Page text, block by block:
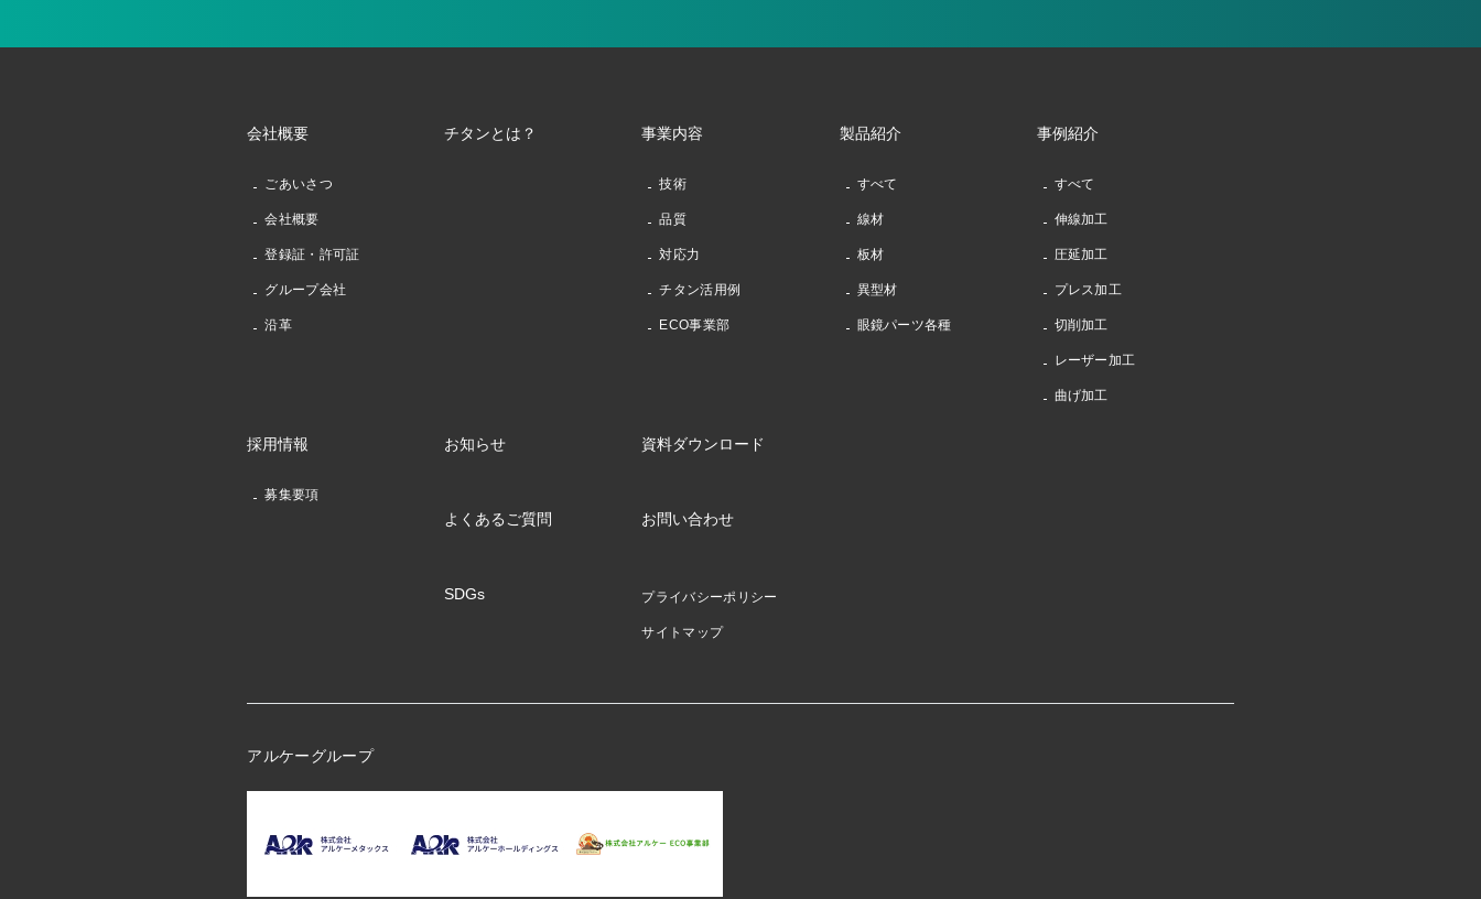
会社概要
ごあいさつ
会社概要
登録証・許可証
グループ会社
沿革
チタンとは？ 事業内容
技術
品質
対応力
チタン活用例
ECO事業部
製品紹介
すべて
線材
板材
異型材
眼鏡パーツ各種
事例紹介
すべて
伸線加工
圧延加工
プレス加工
切削加工
レーザー加工
曲げ加工
採用情報
募集要項
お知らせ
よくあるご質問
SDGs
資料ダウンロード
お問い合わせ
プライバシーポリシー
サイトマップ
アルケーグループ